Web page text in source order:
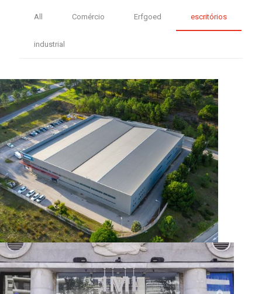
All Comércio Erfgoed escritórios
industrial